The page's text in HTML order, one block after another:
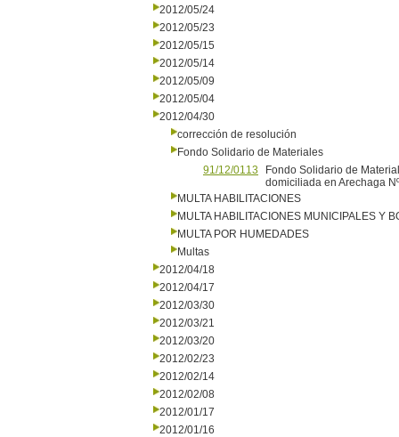
2012/05/24
2012/05/23
2012/05/15
2012/05/14
2012/05/09
2012/05/04
2012/04/30
corrección de resolución
Fondo Solidario de Materiales
91/12/0113
Fondo Solidario de
domiciliada en Arechaga
MULTA HABILITACIONES
MULTA HABILITACIONES MUNICIPALES Y
MULTA POR HUMEDADES
Multas
2012/04/18
2012/04/17
2012/03/30
2012/03/21
2012/03/20
2012/02/23
2012/02/14
2012/02/08
2012/01/17
2012/01/16